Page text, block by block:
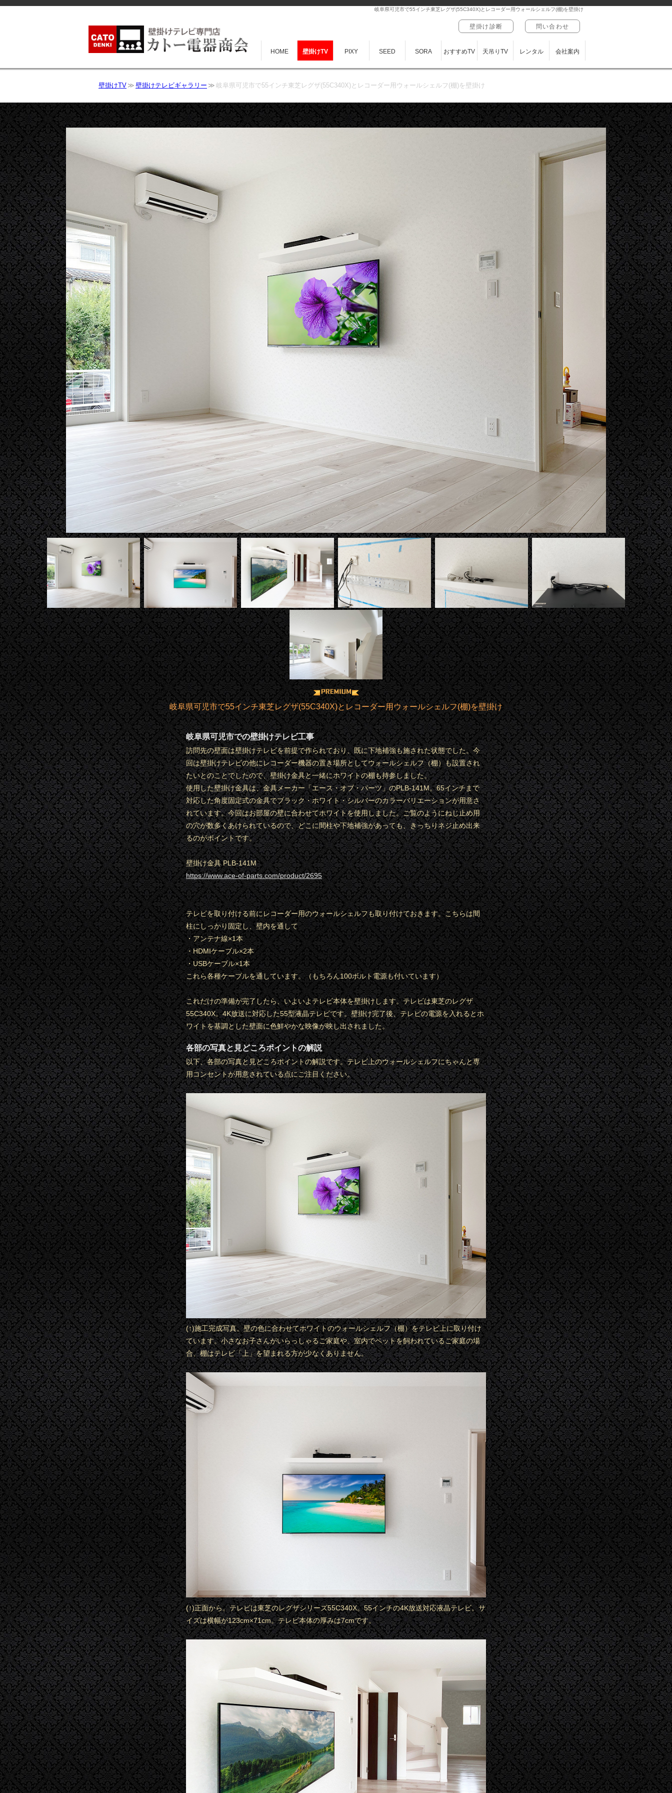
岐阜県可児市で55インチ東芝レグザ(55C340X)とレコーダー用ウォールシェルフ(棚)を壁掛け
壁掛け診断 問い合わせ
HOME 壁掛けTV PIXY SEED SORA おすすめTV 天吊りTV レンタル 会社案内
壁掛けTV 壁掛けテレビギャラリー 岐阜県可児市で55インチ東芝レグザ(55C340X)とレコーダー用ウォールシェルフ(棚)を壁掛け
岐阜県可児市で55インチ東芝レグザ(55C340X)とレコーダー用ウォールシェルフ(棚)を壁掛け
岐阜県可児市での壁掛けテレビ工事
訪問先の壁面は壁掛けテレビを前提で作られており、既に下地補強も施された状態でした。今
回は壁掛けテレビの他にレコーダー機器の置き場所としてウォールシェルフ（棚）も設置され
たいとのことでしたので、壁掛け金具と一緒にホワイトの棚も持参しました。
使用した壁掛け金具は、金具メーカー「エース・オブ・パーツ」のPLB-141M。65インチまで
対応した角度固定式の金具でブラック・ホワイト・シルバーのカラーバリエーションが用意さ
れています。今回はお部屋の壁に合わせてホワイトを使用しました。ご覧のようにねじ止め用
の穴が数多くあけられているので、どこに間柱や下地補強があっても、きっちりネジ止め出来
るのがポイントです。
壁掛け金具 PLB-141M
https://www.ace-of-parts.com/product/2695
テレビを取り付ける前にレコーダー用のウォールシェルフも取り付けておきます。こちらは間
柱にしっかり固定し、壁内を通して
・アンテナ線×1本
・HDMIケーブル×2本
・USBケーブル×1本
これら各種ケーブルを通しています。（もちろん100ボルト電源も付いています）
これだけの準備が完了したら、いよいよテレビ本体を壁掛けします。テレビは東芝のレグザ
55C340X。4K放送に対応した55型液晶テレビです。壁掛け完了後、テレビの電源を入れるとホ
ワイトを基調とした壁面に色鮮やかな映像が映し出されました。
各部の写真と見どころポイントの解説
以下、各部の写真と見どころポイントの解説です。テレビ上のウォールシェルフにちゃんと専
用コンセントが用意されている点にご注目ください。
(↑)施工完成写真。壁の色に合わせてホワイトのウォールシェルフ（棚）をテレビ上に取り付け
ています。小さなお子さんがいらっしゃるご家庭や、室内でペットを飼われているご家庭の場
合、棚はテレビ「上」を望まれる方が少なくありません。
(↑)正面から。テレビは東芝のレグザシリーズ55C340X。55インチの4K放送対応液晶テレビ。サ
イズは横幅が123cm×71cm。テレビ本体の厚みは7cmです。